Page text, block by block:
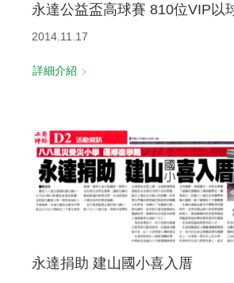
永達公益盃高球賽 810位VIP以
2014.11.17
詳細介紹
永達捐助 建山國小喜入厝